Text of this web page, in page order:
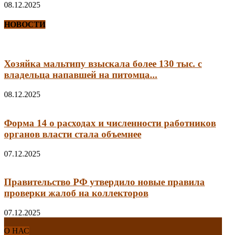
08.12.2025
НОВОСТИ
Хозяйка мальтипу взыскала более 130 тыс. с
владельца напавшей на питомца...
08.12.2025
Форма 14 о расходах и численности работников
органов власти стала объемнее
07.12.2025
Правительство РФ утвердило новые правила
проверки жалоб на коллекторов
07.12.2025
О НАС